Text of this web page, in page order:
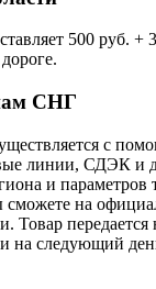
500 руб. +
СНГ
с
линии, СДЭК и
и параметров
сможете на
Товар передается
на следующий